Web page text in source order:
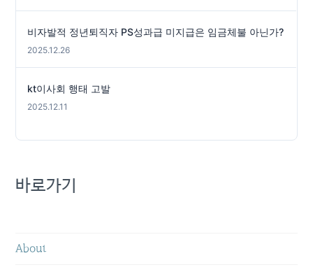
비자발적 정년퇴직자 PS성과급 미지급은 임금체불 아닌가?
2025.12.26
kt이사회 행태 고발
2025.12.11
바로가기
About